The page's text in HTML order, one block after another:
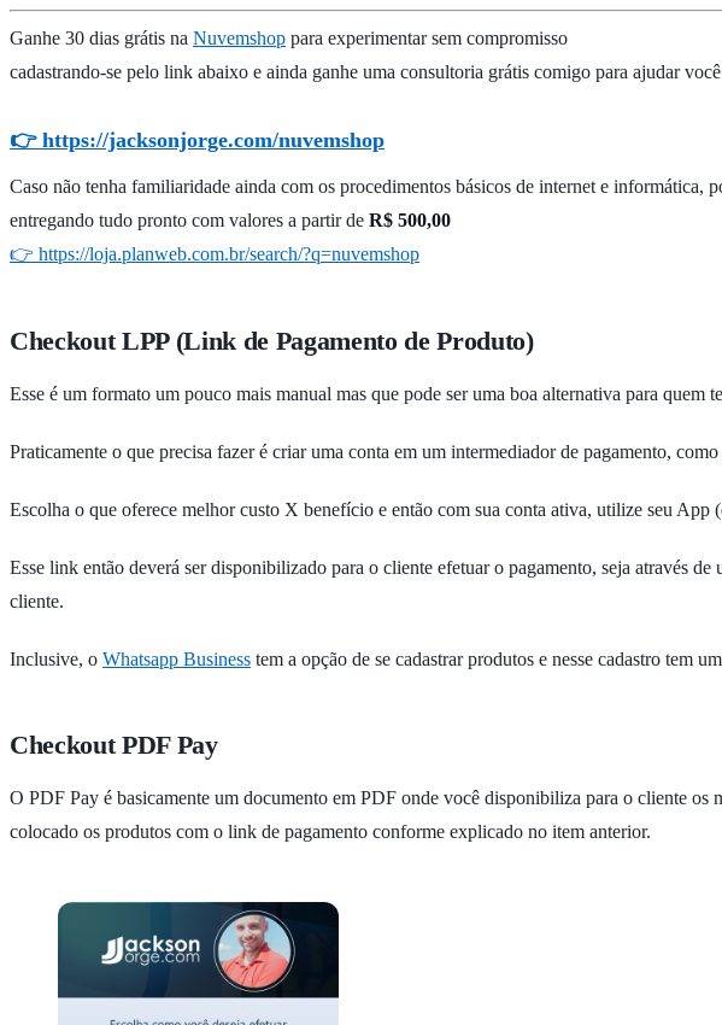
Ganhe 30 dias grátis na Nuvemshop para experimentar sem compromisso
cadastrando-se pelo link abaixo e ainda ganhe uma consultoria grátis comigo para ajudar
👉 https://jacksonjorge.com/nuvemshop
Caso não tenha familiaridade ainda com os procedimentos básicos de internet e informática,
entregando tudo pronto com valores a partir de R$ 500,00
👉 https://loja.planweb.com.br/search/?q=nuvemshop
Checkout LPP (Link de Pagamento de Produto)
Esse é um formato um pouco mais manual mas que pode ser uma boa alternativa para quem
Praticamente o que precisa fazer é criar uma conta em um intermediador de pagamento,
Escolha o que oferece melhor custo X benefício e então com sua conta ativa, utilize seu
Esse link então deverá ser disponibilizado para o cliente efetuar o pagamento, seja através
cliente.
Inclusive, o Whatsapp Business tem a opção de se cadastrar produtos e nesse cadastro tem
Checkout PDF Pay
O PDF Pay é basicamente um documento em PDF onde você disponibiliza para o cliente os
colocado os produtos com o link de pagamento conforme explicado no item anterior.